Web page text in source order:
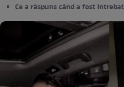
Ce a răspuns când a fost